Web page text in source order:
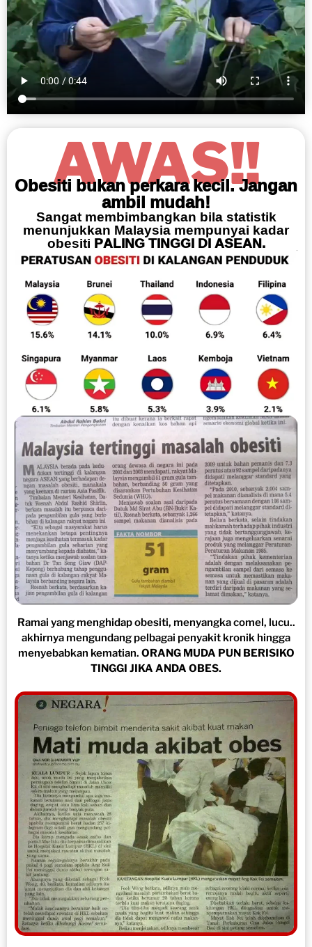
AWAS!!
Obesiti bukan perkara kecil. Jangan
ambil mudah!
Sangat membimbangkan bila statistik
menunjukkan Malaysia mempunyai kadar
obesitiPALING TINGGI DI ASEAN.
Ramai yang menghidap obesiti, menyangka comel, lucu..
akhirnya mengundang pelbagai penyakit kronik hingga
menyebabkan kematian. ORANG MUDA PUN BERISIKO
TINGGI JIKA ANDA OBES.